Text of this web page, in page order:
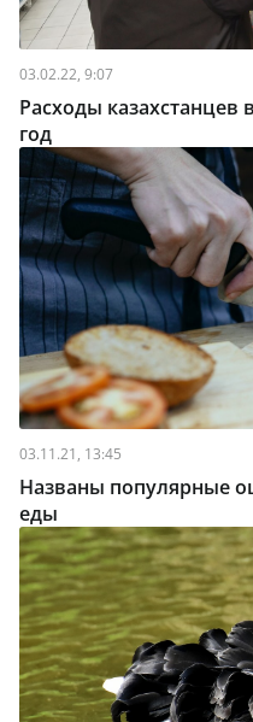
03.02.22, 9:07
Расходы казахстанцев
год
03.11.21, 13:45
Названы популярные
еды